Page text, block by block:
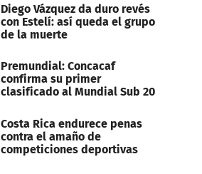
Diego Vázquez da duro revés
con Estelí: así queda el grupo
de la muerte
Premundial: Concacaf
confirma su primer
clasificado al Mundial Sub 20
Costa Rica endurece penas
contra el amaño de
competiciones deportivas